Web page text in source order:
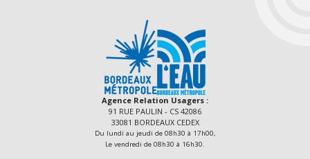
Agence Relation Usagers :
91 RUE PAULIN - CS 42086
33081 BORDEAUX CEDEX
Du lundi au jeudi de 08h30 à 17h00,
Le vendredi de 08h30 à 16h30.